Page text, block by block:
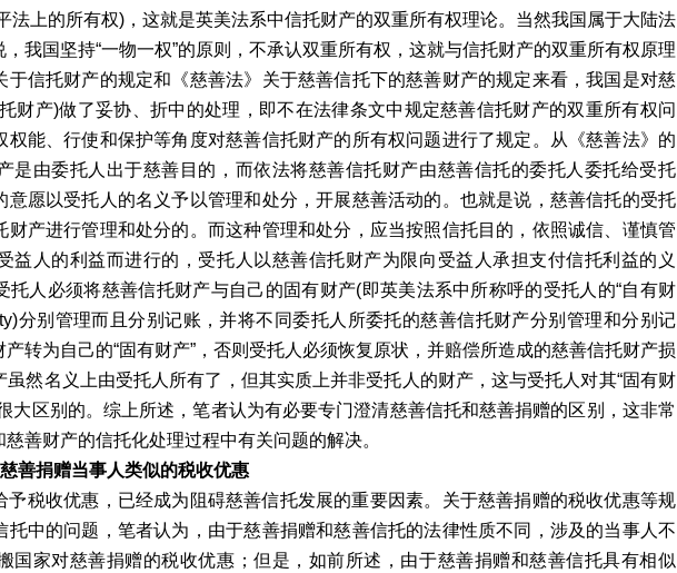
法上的所有权)，这就是英美法系中信托财产的双重所有权理论。当然我国属于大陆法
我国坚持“一物一权”的原则，不承认双重所有权，这就与信托财产的双重所有权原理
于信托财产的规定和《慈善法》关于慈善信托下的慈善财产的规定来看，我国是对慈
财产)做了妥协、折中的处理，即不在法律条文中规定慈善信托财产的双重所有权问
权能、行使和保护等角度对慈善信托财产的所有权问题进行了规定。从《慈善法》的
是由委托人出于慈善目的，而依法将慈善信托财产由慈善信托的委托人委托给受托
意愿以受托人的名义予以管理和处分，开展慈善活动的。也就是说，慈善信托的受托
财产进行管理和处分的。而这种管理和处分，应当按照信托目的，依照诚信、谨慎管
益人的利益而进行的，受托人以慈善信托财产为限向受益人承担支付信托利益的义
托人必须将慈善信托财产与自己的固有财产(即英美法系中所称呼的受托人的“自有财
分别管理而且分别记账，并将不同委托人所委托的慈善信托财产分别管理和分别记
转为自己的“固有财产”，否则受托人必须恢复原状，并赔偿所造成的慈善信托财产损
然名义上由受托人所有了，但其实质上并非受托人的财产，这与受托人对其“固有财
大区别的。综上所述，笔者认为有必要专门澄清慈善信托和慈善捐赠的区别，这非常
善财产的信托化处理过程中有关问题的解决。
善捐赠当事人类似的税收优惠
收优惠，已经成为阻碍慈善信托发展的重要因素。关于慈善捐赠的税收优惠等规
托中的问题，笔者认为，由于慈善捐赠和慈善信托的法律性质不同，涉及的当事人不
国家对慈善捐赠的税收优惠；但是，如前所述，由于慈善捐赠和慈善信托具有相似